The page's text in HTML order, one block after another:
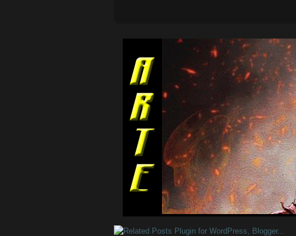
Quadrinhos Marvel e DC para baixar.